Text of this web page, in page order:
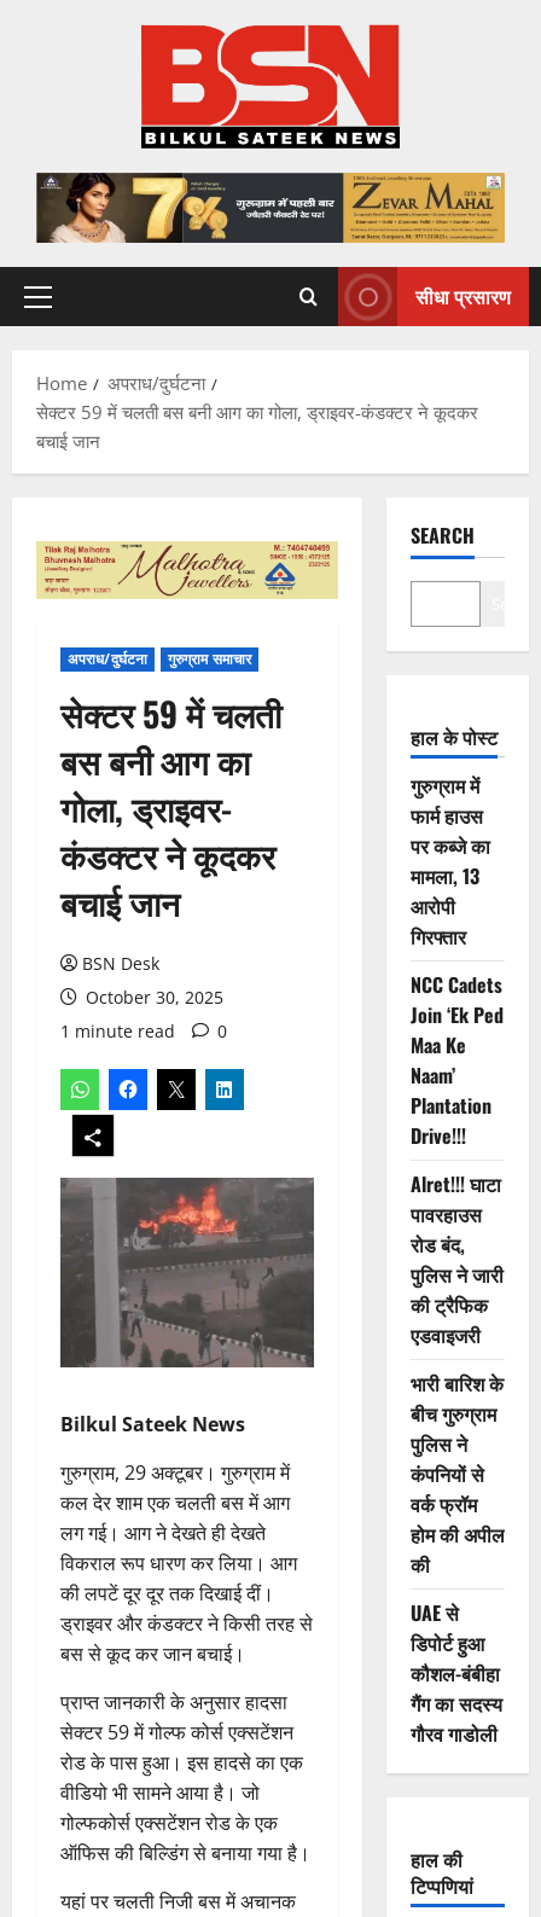
Primary
सीधा प्रसारण
Home
अपराध/दुर्घटना
सेक्टर 59 में चलती बस बनी आग का गोला, ड्राइवर-कंडक्टर ने कूदकर
बचाई जान
अपराध/दुर्घटना गुरुग्राम समाचार
सेक्टर 59 में चलती
बस बनी आग का
गोला, ड्राइवर-
कंडक्टर ने कूदकर
बचाई जान
BSN Desk
October 30, 2025
1 minute read
0
Bilkul Sateek News
गुरुग्राम, 29 अक्टूबर। गुरुग्राम में
कल देर शाम एक चलती बस में आग
लग गई। आग ने देखते ही देखते
विकराल रूप धारण कर लिया। आग
की लपटें दूर दूर तक दिखाई दीं।
ड्राइवर और कंडक्टर ने किसी तरह से
बस से कूद कर जान बचाई।
प्राप्त जानकारी के अनुसार हादसा
सेक्टर 59 में गोल्फ कोर्स एक्सटेंशन
रोड के पास हुआ। इस हादसे का एक
वीडियो भी सामने आया है। जो
गोल्फकोर्स एक्सटेंशन रोड के एक
ऑफिस की बिल्डिंग से बनाया गया है।
यहां पर चलती निजी बस में अचानक
SEARCH
हाल के पोस्ट
गुरुग्राम में
फार्म हाउस
पर कब्जे का
मामला, 13
आरोपी
गिरफ्तार
NCC Cadets
Join ‘Ek Ped
Maa Ke
Naam’
Plantation
Drive!!!
Alret!!! घाटा
पावरहाउस
रोड बंद,
पुलिस ने जारी
की ट्रैफिक
एडवाइजरी
भारी बारिश के
बीच गुरुग्राम
पुलिस ने
कंपनियों से
वर्क फ्रॉम
होम की अपील
की
UAE से
डिपोर्ट हुआ
कौशल-बंबीहा
गैंग का सदस्य
गौरव गाडोली
हाल की
टिप्पणियां